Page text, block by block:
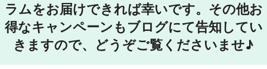
ラムをお届けできれば幸いです。その他お
得なキャンペーンもブログにて告知してい
きますので、どうぞご覧くださいませ♪